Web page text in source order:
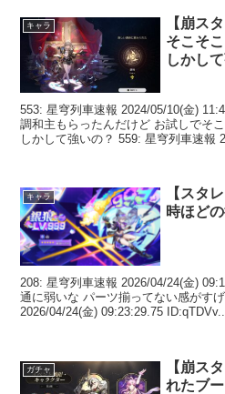
キャラ
【崩ス
そこそ
しかし
553: 星穹列車速報 2024/05/10(金)
調和主もらったんだけど お試しでそ
しかして強いの？ 559: 星穹列車速報
キャラ
【スタ
時ほど
208: 星穹列車速報 2026/04/24(金)
通に弱いな パーツ揃ってない感がす
2026/04/24(金) 09:23:29.75
ガチャ
【崩ス
れたブ